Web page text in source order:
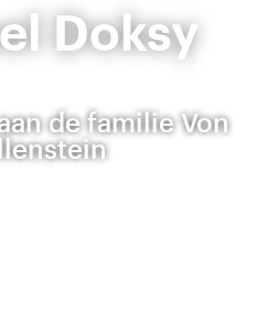
Doksy
de familie Von